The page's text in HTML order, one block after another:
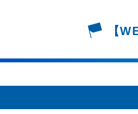
【